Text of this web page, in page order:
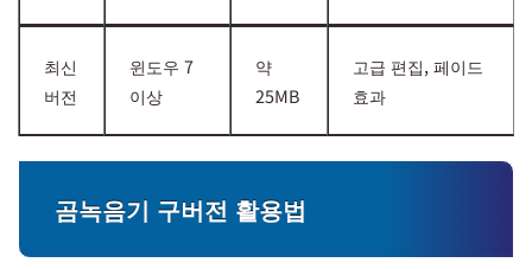
최신
버전
윈도우 7
이상
약
25MB
고급 편집, 페이드
효과
곰녹음기 구버전 활용법